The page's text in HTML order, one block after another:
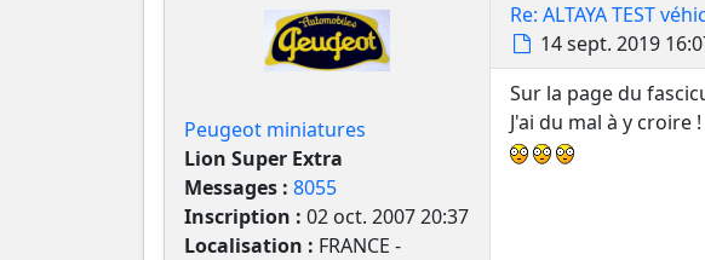
Peugeot miniatures
Lion Super Extra
Messages : 8055
Inscription : 02 oct. 2007 20:37
Localisation : FRANCE -
Re: ALTAYA TEST
Message
14 sept. 2019
Sur la page du
J'ai du mal à y croire !